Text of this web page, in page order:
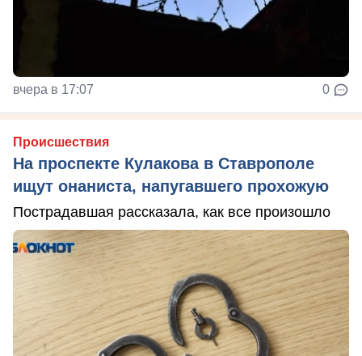
вчера в 17:07 0
Происшествия
На проспекте Кулакова в Ставрополе
ищут онаниста, напугавшего прохожую
Пострадавшая рассказала, как все произошло